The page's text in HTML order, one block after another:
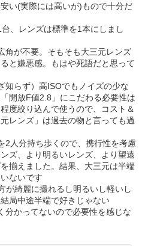
い(実際には高いが)もので十分だ
、レンズは標準を1本にしまし
角が不要。そもそも大三元レンズ
と嫌悪感。もはや死語だと思って
知らず）高ISOでもノイズの少な
開放F値2.8」にこだわる必要性は
度絞り込んで使うので、コスト＆
レンズ」は過去の物と言っても過
2人分持ち歩くので、携行性を考慮
ズ、より明るいレンズ、より望遠
揃えました。結果、大三元は半端
ないです
が綺麗に撮れるし明るいし軽いし
局中途半端で好きじゃない
分かってないので必要性を感じな